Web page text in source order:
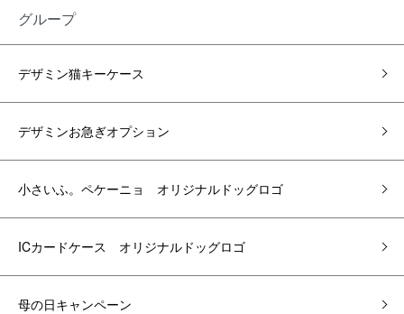
グループ
デザミン猫キーケース
デザミンお急ぎオプション
小さいふ。ペケーニョ オリジナルドッグロゴ
ICカードケース オリジナルドッグロゴ
母の日キャンペーン